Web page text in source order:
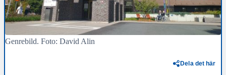
Genrebild. Foto: David Alin
Dela det här